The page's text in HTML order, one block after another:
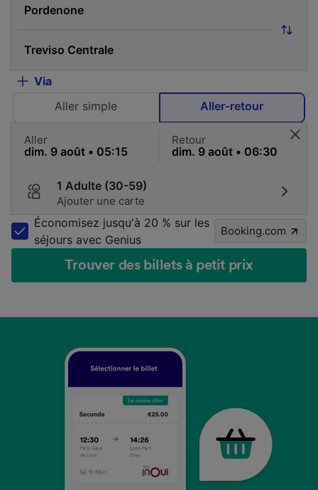
Via
Aller simple
Aller-retour
Aller Retour
1 Adulte (30-59)
Ajouter une carte
Économisez jusqu'à 20 % sur les
séjours avec Genius
Booking.com
Trouver des billets à petit prix